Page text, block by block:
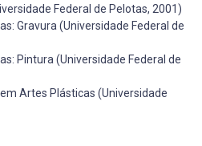
Federal de Pelotas, 2001)
Gravura (Universidade Federal de
Pintura (Universidade Federal de
Artes Plásticas (Universidade